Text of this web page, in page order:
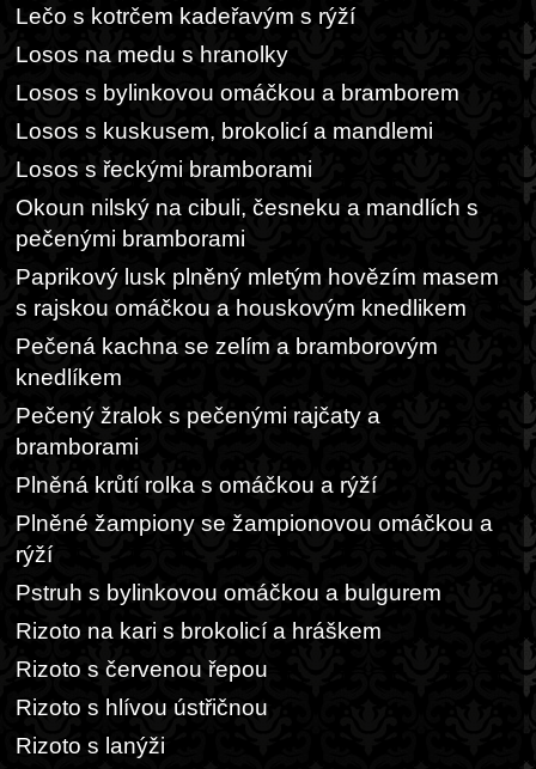
Lečo s kotrčem kadeřavým s rýží
Losos na medu s hranolky
Losos s bylinkovou omáčkou a bramborem
Losos s kuskusem, brokolicí a mandlemi
Losos s řeckými bramborami
Okoun nilský na cibuli, česneku a mandlích s
pečenými bramborami
Paprikový lusk plněný mletým hovězím masem
s rajskou omáčkou a houskovým knedlikem
Pečená kachna se zelím a bramborovým
knedlíkem
Pečený žralok s pečenými rajčaty a
bramborami
Plněná krůtí rolka s omáčkou a rýží
Plněné žampiony se žampionovou omáčkou a
rýží
Pstruh s bylinkovou omáčkou a bulgurem
Rizoto na kari s brokolicí a hráškem
Rizoto s červenou řepou
Rizoto s hlívou ústřičnou
Rizoto s lanýži